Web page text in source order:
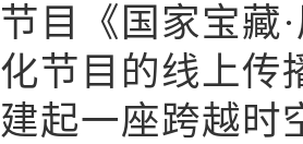
节目《国家宝藏
化节目的线上传
建起一座跨越时